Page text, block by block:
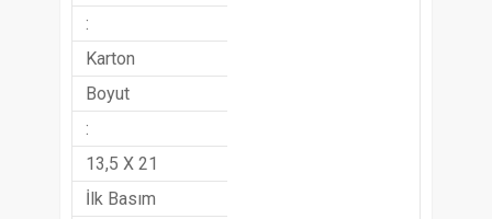
:
Karton
Boyut
:
13,5 X 21
İlk Basım